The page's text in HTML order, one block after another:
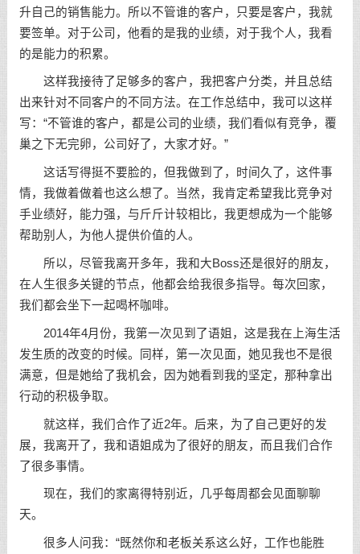
升自己的销售能力。所以不管谁的客户，只要是客户，我就
要签单。对于公司，他看的是我的业绩，对于我个人，我看
的是能力的积累。
这样我接待了足够多的客户，我把客户分类，并且总结
出来针对不同客户的不同方法。在工作总结中，我可以这样
写：“不管谁的客户，都是公司的业绩，我们看似有竞争，覆
巢之下无完卵，公司好了，大家才好。”
这话写得挺不要脸的，但我做到了，时间久了，这件事
情，我做着做着也这么想了。当然，我肯定希望我比竞争对
手业绩好，能力强，与斤斤计较相比，我更想成为一个能够
帮助别人，为他人提供价值的人。
所以，尽管我离开多年，我和大Boss还是很好的朋友，
在人生很多关键的节点，他都会给我很多指导。每次回家，
我们都会坐下一起喝杯咖啡。
2014年4月份，我第一次见到了语姐，这是我在上海生活
发生质的改变的时候。同样，第一次见面，她见我也不是很
满意，但是她给了我机会，因为她看到我的坚定，那种拿出
行动的积极争取。
就这样，我们合作了近2年。后来，为了自己更好的发
展，我离开了，我和语姐成为了很好的朋友，而且我们合作
了很多事情。
现在，我们的家离得特别近，几乎每周都会见面聊聊
天。
很多人问我：“既然你和老板关系这么好，工作也能胜